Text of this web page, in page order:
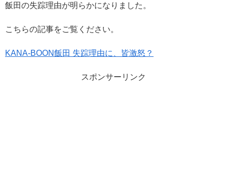
飯田の失踪理由が明らかになりました。
こちらの記事をご覧ください。
KANA-BOON飯田 失踪理由に、皆激怒？
スポンサーリンク